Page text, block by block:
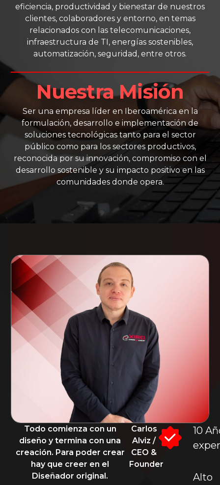
eficiencia, productividad y bienestar de nuestros
clientes, colaboradores y entorno, en temas
relacionados con las telecomunicaciones,
infraestructura de TI, energías sostenibles,
automatización, seguridad, entre otros.
Nuestra Misión
Ser una empresa líder en Iberoamérica en la
formulación, desarrollo e implementación de
soluciones tecnológicas tanto para el sector
público como para los sectores productivos,
reconocida por su innovación, compromiso con el
desarrollo sostenible y su impacto positivo en las
comunidades donde opera.
Todo comienza con un
diseño y termina con una
creación. Para poder crear
hay que creer en el
Diseñador original.
Carlos
Alviz /
CEO &
Founder
10
Alto